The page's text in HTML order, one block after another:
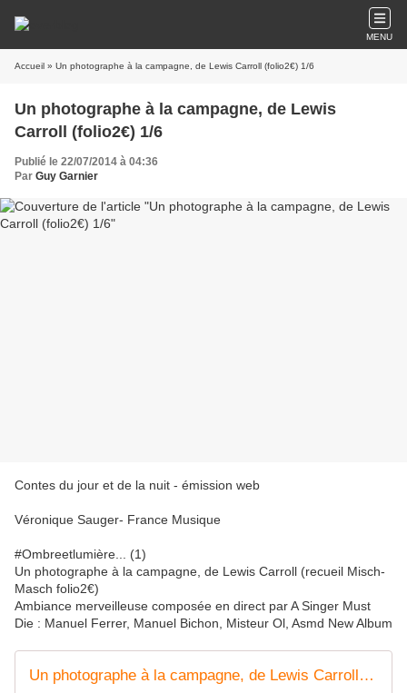
MENU
Accueil » Un photographe à la campagne, de Lewis Carroll (folio2€) 1/6
Un photographe à la campagne, de Lewis
Carroll (folio2€) 1/6
Publié le 22/07/2014 à 04:36
Par Guy Garnier
Contes du jour et de la nuit - émission web
Véronique Sauger- France Musique
#Ombreetlumière... (1)
Un photographe à la campagne, de Lewis Carroll (recueil Misch-
Masch folio2€)
Ambiance merveilleuse composée en direct par A Singer Must
Die : Manuel Ferrer, Manuel Bichon, Misteur Ol, Asmd New Album
Un photographe à la campagne, de Lewis Carroll (folio2€) 1/6